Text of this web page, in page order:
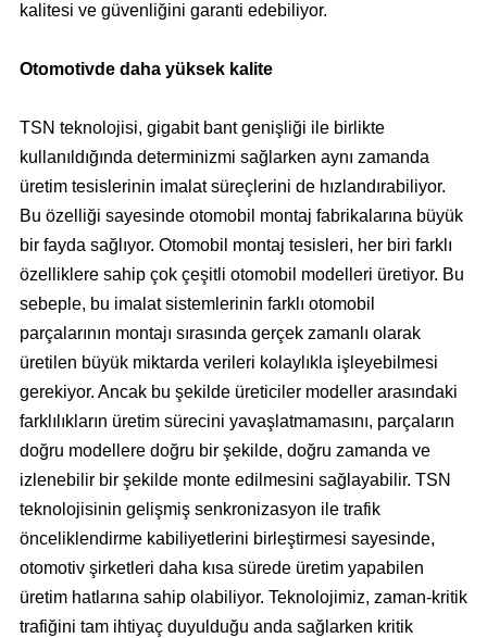
kalitesi ve güvenliğini garanti edebiliyor.
Otomotivde daha yüksek kalite
TSN teknolojisi, gigabit bant genişliği ile birlikte
kullanıldığında determinizmi sağlarken aynı zamanda
üretim tesislerinin imalat süreçlerini de hızlandırabiliyor.
Bu özelliği sayesinde otomobil montaj fabrikalarına büyük
bir fayda sağlıyor. Otomobil montaj tesisleri, her biri farklı
özelliklere sahip çok çeşitli otomobil modelleri üretiyor. Bu
sebeple, bu imalat sistemlerinin farklı otomobil
parçalarının montajı sırasında gerçek zamanlı olarak
üretilen büyük miktarda verileri kolaylıkla işleyebilmesi
gerekiyor. Ancak bu şekilde üreticiler modeller arasındaki
farklılıkların üretim sürecini yavaşlatmamasını, parçaların
doğru modellere doğru bir şekilde, doğru zamanda ve
izlenebilir bir şekilde monte edilmesini sağlayabilir. TSN
teknolojisinin gelişmiş senkronizasyon ile trafik
önceliklendirme kabiliyetlerini birleştirmesi sayesinde,
otomotiv şirketleri daha kısa sürede üretim yapabilen
üretim hatlarına sahip olabiliyor. Teknolojimiz, zaman-kritik
trafiğini tam ihtiyaç duyulduğu anda sağlarken kritik